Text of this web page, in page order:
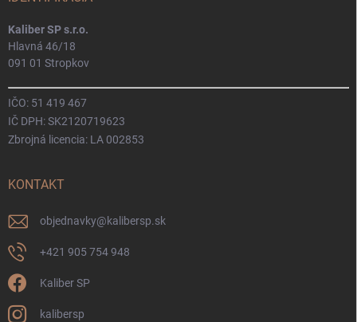
Kaliber SP s.r.o.
Hlavná 46/18
091 01 Stropkov
IČO: 51 419 467
IČ DPH: SK2120719623
Zbrojná licencia: LA 002853
KONTAKT
objednavky@kalibersp.sk
+421 905 754 948
Kaliber SP
kalibersp